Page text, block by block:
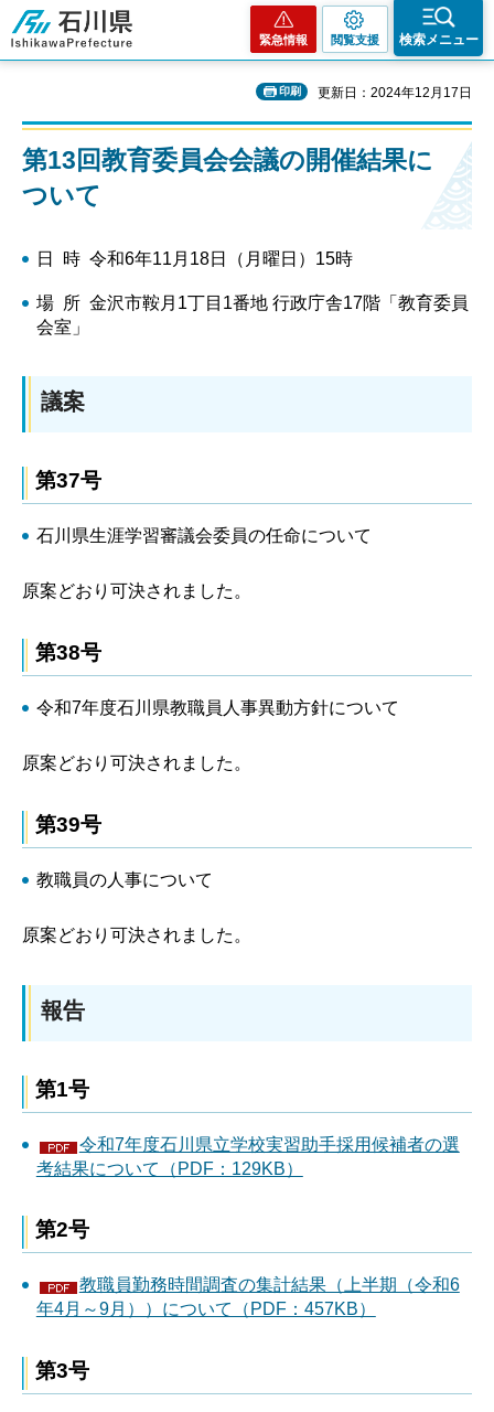
石川県
緊急情報 閲覧支援 検索メニュー
印刷 更新日：2024年12月17日
第13回教育委員会会議の開催結果に
ついて
日 時 令和6年11月18日（月曜日）15時
場 所 金沢市鞍月1丁目1番地 行政庁舎17階「教育委員
会室」
議案
第37号
石川県生涯学習審議会委員の任命について
原案どおり可決されました。
第38号
令和7年度石川県教職員人事異動方針について
原案どおり可決されました。
第39号
教職員の人事について
原案どおり可決されました。
報告
第1号
令和7年度石川県立学校実習助手採用候補者の選
考結果について（PDF：129KB）
第2号
教職員勤務時間調査の集計結果（上半期（令和6
年4月～9月））について（PDF：457KB）
第3号